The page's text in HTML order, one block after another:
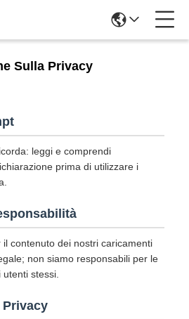
Sulla Privacy
leggi e comprendi
prima di utilizzare i
contenuto dei nostri caricamenti
non siamo responsabili per le
stessi.